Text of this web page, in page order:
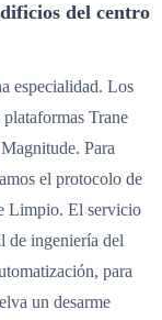
del centro
especialidad. Los
Trane
Para
el protocolo de
Limpio. El servicio
de ingeniería del
para
un desarme